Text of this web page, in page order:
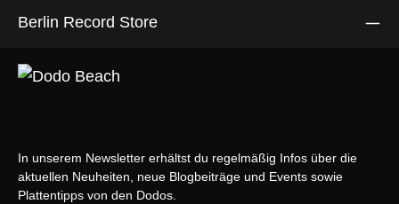
Berlin Record Store
In unserem Newsletter erhältst du regelmäßig Infos über die
aktuellen Neuheiten, neue Blogbeiträge und Events sowie
Plattentipps von den Dodos.